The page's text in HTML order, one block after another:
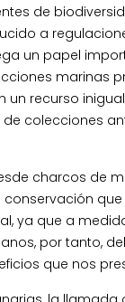
de
a
un papel
marinas
un recurso
colecciones
charcos de
ya que a
por tanto,
que nos